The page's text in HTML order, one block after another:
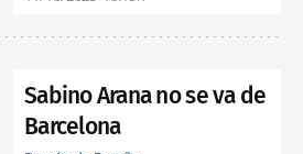
Sabino Arana no se va de
Barcelona